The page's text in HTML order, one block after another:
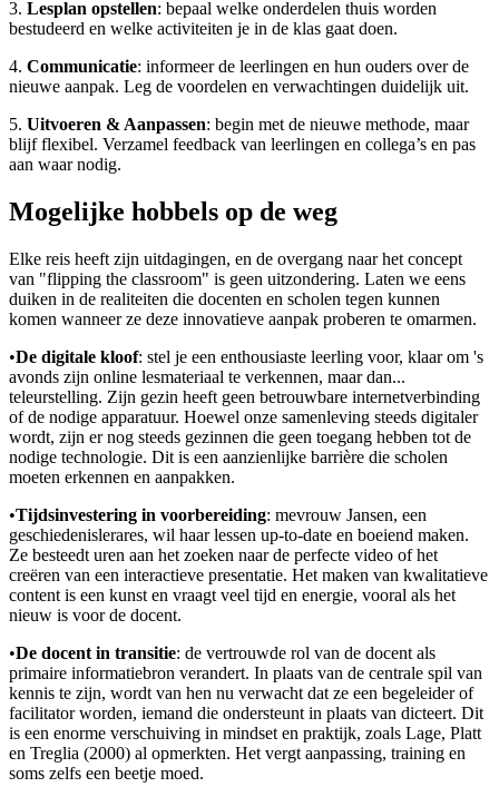
3. Lesplan opstellen: bepaal welke onderdelen thuis worden
bestudeerd en welke activiteiten je in de klas gaat doen.
4. Communicatie: informeer de leerlingen en hun ouders over de
nieuwe aanpak. Leg de voordelen en verwachtingen duidelijk uit.
5. Uitvoeren & Aanpassen: begin met de nieuwe methode, maar
blijf flexibel. Verzamel feedback van leerlingen en collega’s en pas
aan waar nodig.
Mogelijke hobbels op de weg
Elke reis heeft zijn uitdagingen, en de overgang naar het concept
van "flipping the classroom" is geen uitzondering. Laten we eens
duiken in de realiteiten die docenten en scholen tegen kunnen
komen wanneer ze deze innovatieve aanpak proberen te omarmen.
•De digitale kloof: stel je een enthousiaste leerling voor, klaar om 's
avonds zijn online lesmateriaal te verkennen, maar dan...
teleurstelling. Zijn gezin heeft geen betrouwbare internetverbinding
of de nodige apparatuur. Hoewel onze samenleving steeds digitaler
wordt, zijn er nog steeds gezinnen die geen toegang hebben tot de
nodige technologie. Dit is een aanzienlijke barrière die scholen
moeten erkennen en aanpakken.
•Tijdsinvestering in voorbereiding: mevrouw Jansen, een
geschiedenislerares, wil haar lessen up-to-date en boeiend maken.
Ze besteedt uren aan het zoeken naar de perfecte video of het
creëren van een interactieve presentatie. Het maken van kwalitatieve
content is een kunst en vraagt veel tijd en energie, vooral als het
nieuw is voor de docent.
•De docent in transitie: de vertrouwde rol van de docent als
primaire informatiebron verandert. In plaats van de centrale spil van
kennis te zijn, wordt van hen nu verwacht dat ze een begeleider of
facilitator worden, iemand die ondersteunt in plaats van dicteert. Dit
is een enorme verschuiving in mindset en praktijk, zoals Lage, Platt
en Treglia (2000) al opmerkten. Het vergt aanpassing, training en
soms zelfs een beetje moed.